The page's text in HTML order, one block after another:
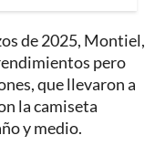
de 2025, Montiel,
pero
que llevaron a
la camiseta
y medio.